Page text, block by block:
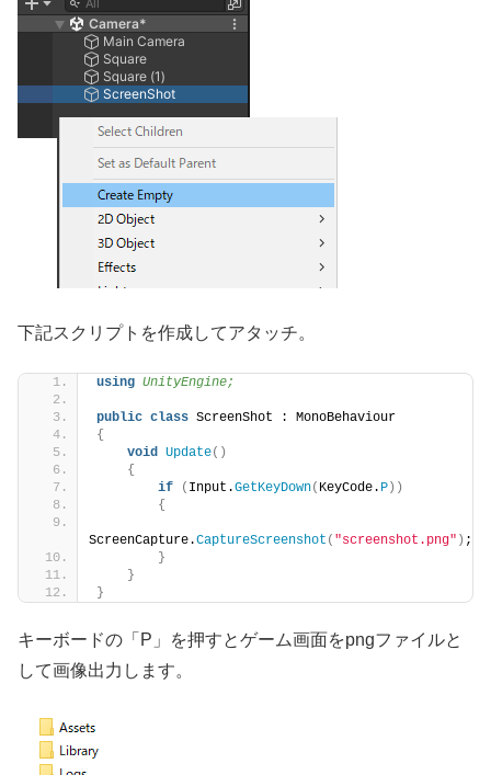
下記スクリプトを作成してアタッチ。
using UnityEngine;
public class ScreenShot : MonoBehaviour
{
void Update()
{
if
( Input.GetKeyDown( KeyCode. P ))
{
ScreenCapture.CaptureScreenshot ( "screenshot.png" ) ;
}
}
}
キーボードの「P」を押すとゲーム画面をpngファイルと
して画像出力します。